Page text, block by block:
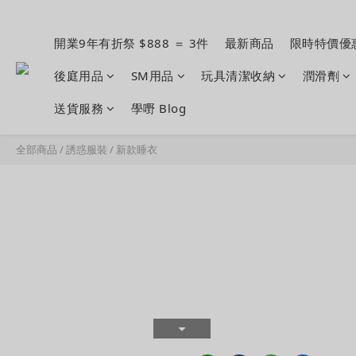
開業9年有折祭 $888 ＝ 3件 最新商品 限時特價優
後庭用品 SM用品 玩具清潔收納 潤滑劑
送貨服務 學嘢 Blog
全部商品 /誘惑服裝 / 新款睡衣